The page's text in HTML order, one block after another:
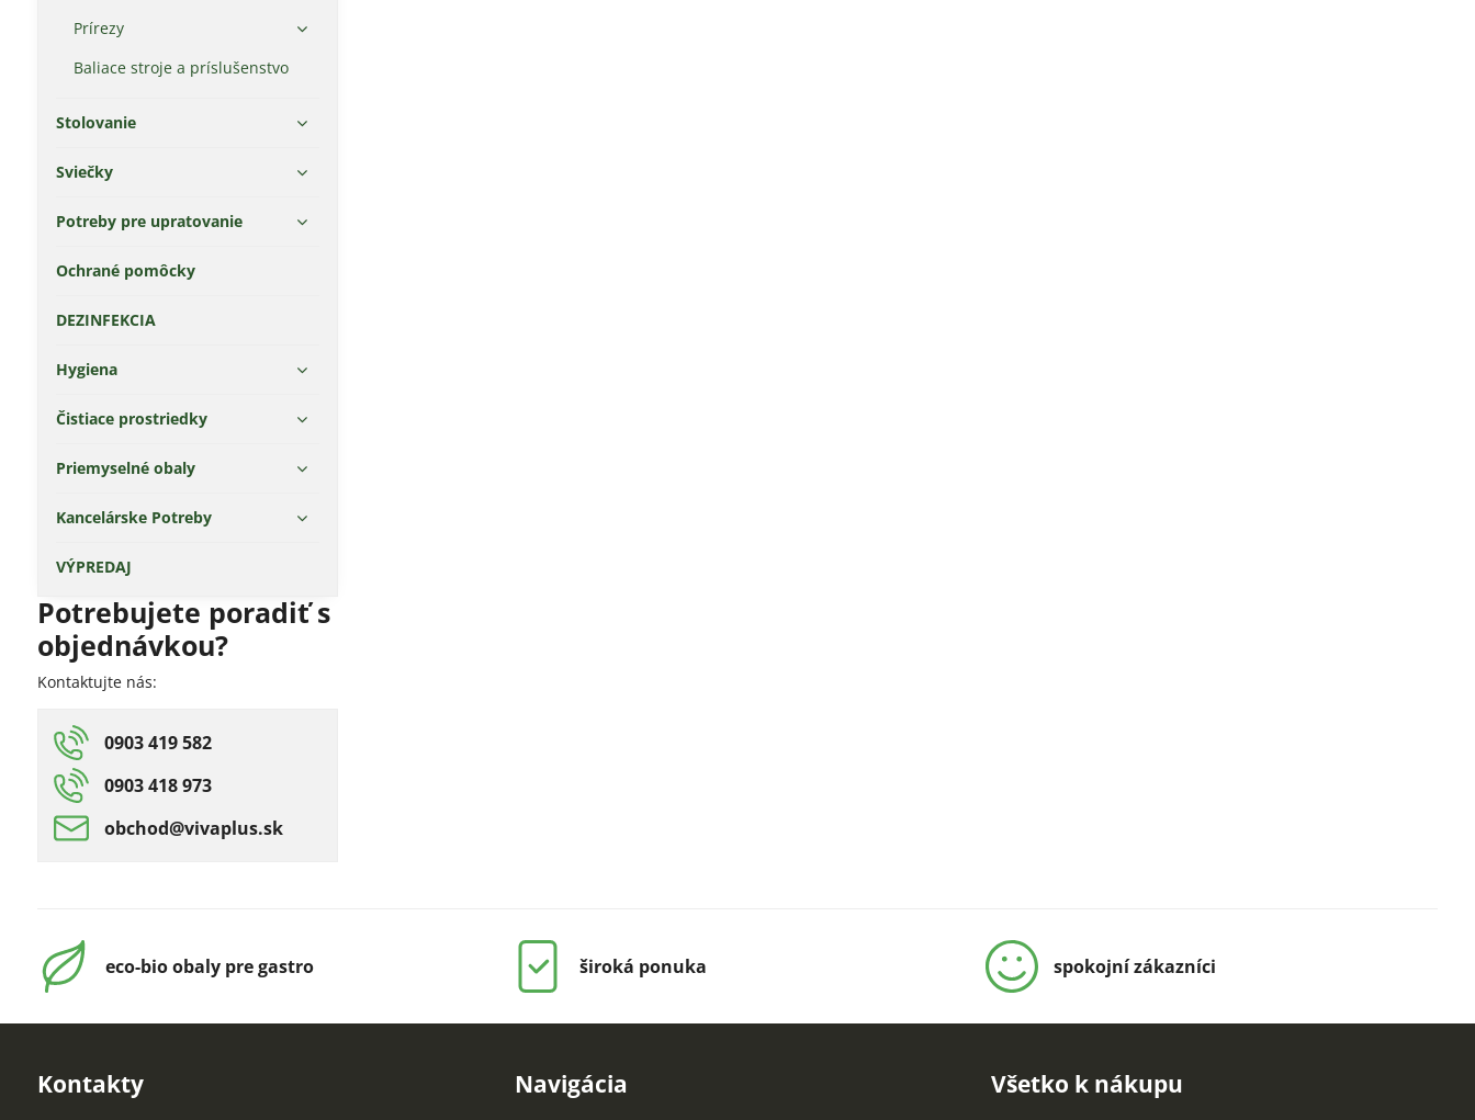
Prírezy
Baliace stroje a príslušenstvo
Stolovanie
Sviečky
Potreby pre upratovanie
Ochrané pomôcky
DEZINFEKCIA
Hygiena
Čistiace prostriedky
Priemyselné obaly
Kancelárske Potreby
VÝPREDAJ
Potrebujete poradiť s
objednávkou?
Kontaktujte nás:
0903 419 582
0903 418 973
obchod​@vivaplus​.sk
eco-bio obaly pre gastro široká ponuka spokojní zákazníci
Kontakty Navigácia Všetko k nákupu